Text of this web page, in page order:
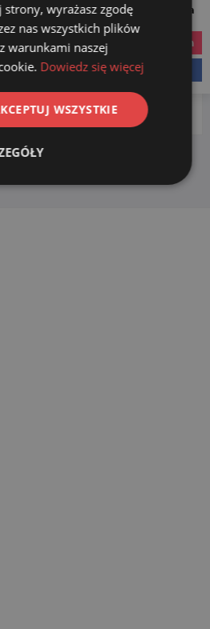
Social Media
instagram
strony, wyrażasz zgodę
nas wszystkich plików
warunkami naszej
Dowiedz się więcej
WSZYSTKIE